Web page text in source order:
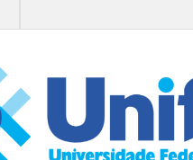
Acesso